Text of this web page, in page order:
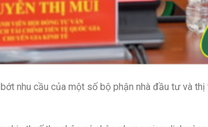
nhu cầu của một số bộ phận nhà đầu tư và